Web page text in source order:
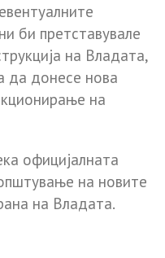
би претставувале
на Владата,
да донесе нова
на
официјалната
на новите
на Владата.